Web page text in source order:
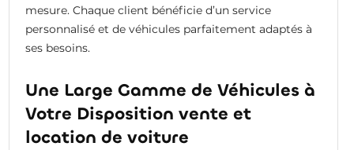
mesure. Chaque client bénéficie d’un service
personnalisé et de véhicules parfaitement adaptés à
ses besoins.
Une Large Gamme de Véhicules à
Votre Disposition vente et
location de voiture